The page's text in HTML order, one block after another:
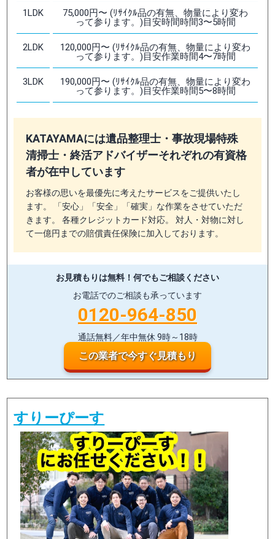
1LDK
75,000円〜 (ﾘｻｲｸﾙ品の有無、物量により変わ
って参ります。)目安時間時間3〜5時間
2LDK
120,000円〜 (ﾘｻｲｸﾙ品の有無、物量により変わ
って参ります。)目安作業時間4〜7時間
3LDK
190,000円〜 (ﾘｻｲｸﾙ品の有無、物量により変わ
って参ります。)目安作業時間5〜8時間
KATAYAMAには遺品整理士・事故現場特殊
清掃士・終活アドバイザーそれぞれの有資格
者が在中しています
お客様の思いを最優先に考えたサービスをご提供いたし
ます。 「安心」「安全」「確実」な作業をさせていただ
きます。 各種クレジットカード対応。 対人・対物に対し
て一億円までの賠償責任保険に加入しております。
お見積もりは無料！ 何でもご相談ください
お電話でのご相談も承っています
0120-964-850
通話無料／年中無休 9時～18時
この業者で今すぐ見積もり
すりーぴーす